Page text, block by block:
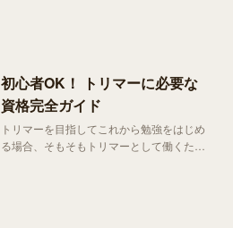
初心者OK！ トリマーに必要な
資格完全ガイド
トリマーを目指してこれから勉強をはじめ
る場合、そもそもトリマーとして働くため